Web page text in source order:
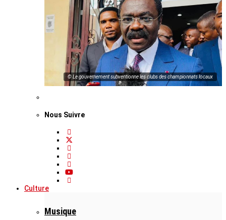
© Le gouvernement subventionne les clubs des championnats locaux
Nous Suivre
Culture
Musique